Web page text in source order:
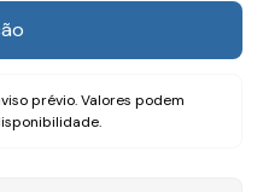
prévio. Valores podem